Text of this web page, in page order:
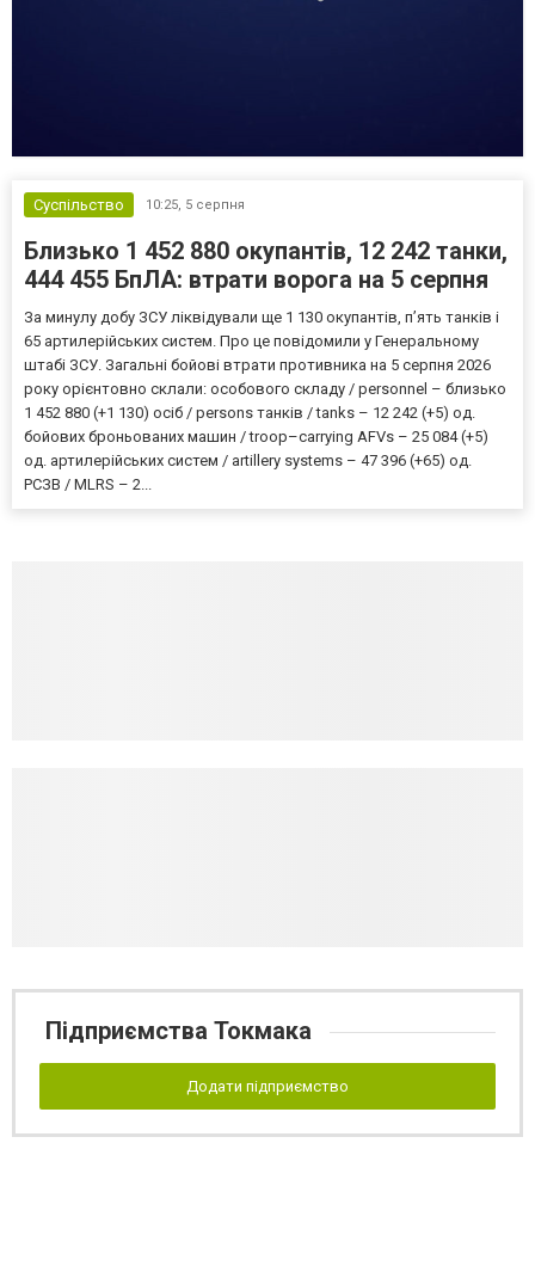
Суспільство 10:25, 5 серпня
Близько 1 452 880 окупантів, 12 242 танки,
444 455 БпЛА: втрати ворога на 5 серпня
За минулу добу ЗСУ ліквідували ще 1 130 окупантів, пʼять танків і
65 артилерійських систем. Про це повідомили у Генеральному
штабі ЗСУ. Загальні бойові втрати противника на 5 серпня 2026
року орієнтовно склали: особового складу / personnel – близько
1 452 880 (+1 130) осіб / persons танків / tanks – 12 242 (+5) од.
бойових броньованих машин / troop–carrying AFVs – 25 084 (+5)
од. артилерійських систем / artillery systems – 47 396 (+65) од.
РСЗВ / MLRS – 2...
Підприємства Токмака
Додати підприємство